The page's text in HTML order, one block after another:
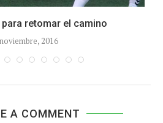
retomar el camino
2016
A COMMENT